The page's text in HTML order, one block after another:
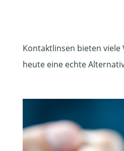
Kontaktlinsen bieten viele
heute eine echte